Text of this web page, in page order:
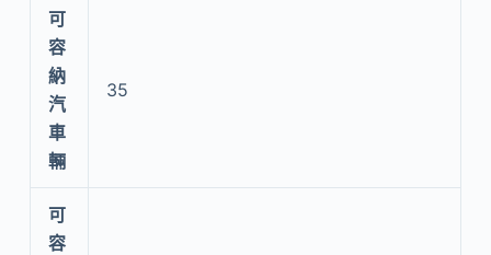
可
容
納
汽
車
輛
35
可
容